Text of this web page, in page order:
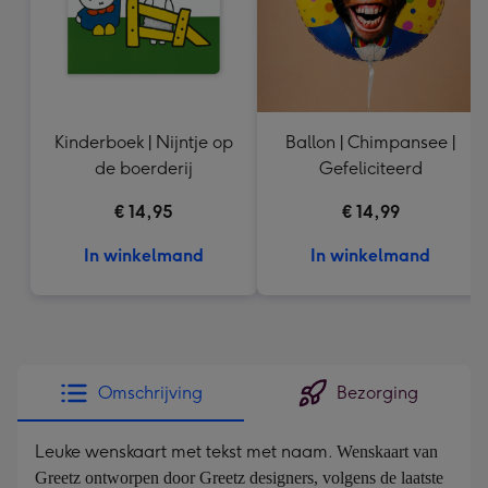
Kinderboek | Nijntje op
de boerderij
€ 14,95
In winkelmand
Ballon | Chimpansee |
Gefeliciteerd
€ 14,99
In winkelmand
Omschrijving Bezorging
Leuke wenskaart met tekst met naam. Wenskaart van
Greetz ontworpen door Greetz designers, volgens de laatste